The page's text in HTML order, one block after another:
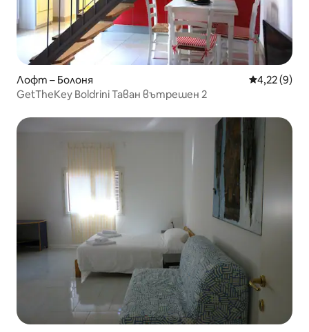
Лофт – Болоня Средна
4,22 (9)
GetTheKey Boldrini Таван вътрешен 2